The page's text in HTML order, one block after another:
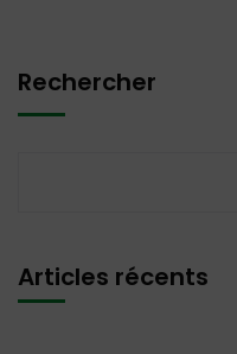
Rechercher
Articles récents